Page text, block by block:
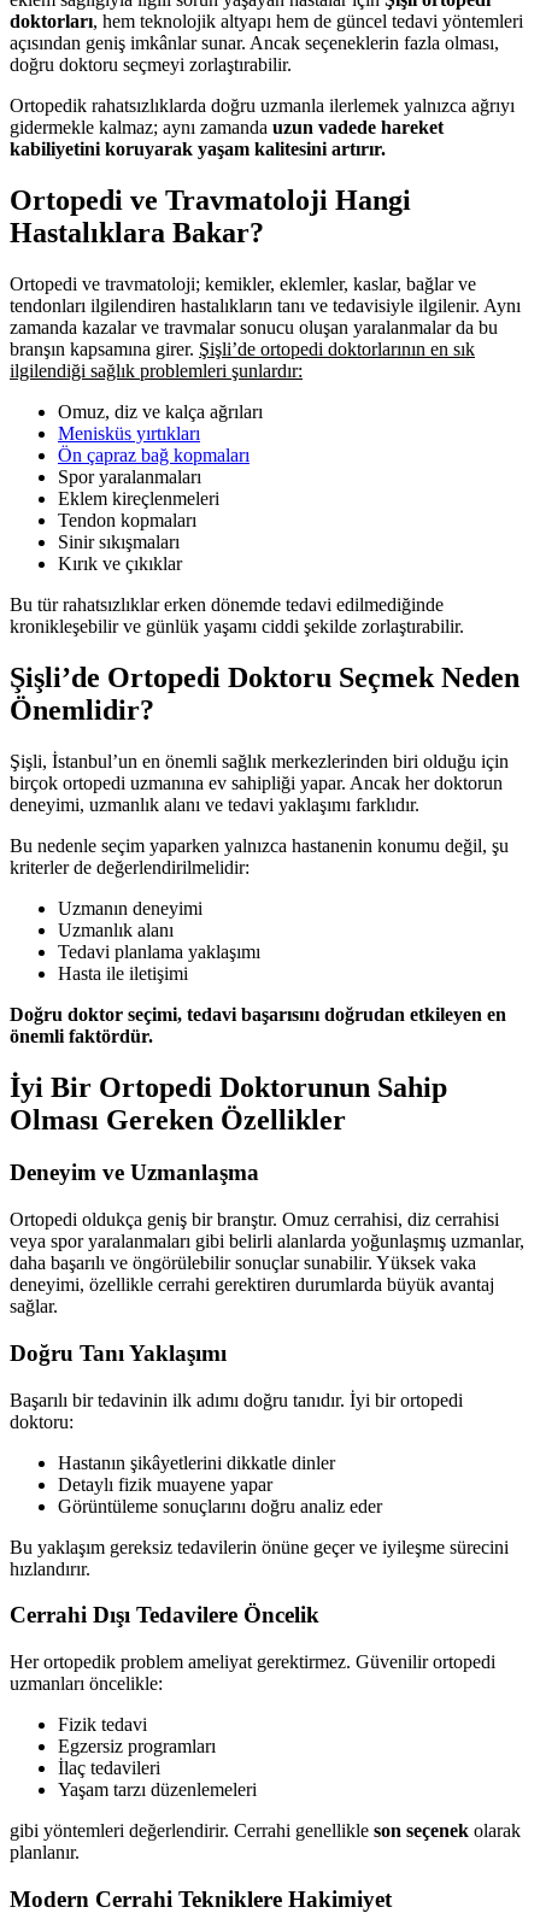
doktorları, hem teknolojik altyapı hem de güncel tedavi yöntemleri
açısından geniş imkânlar sunar. Ancak seçeneklerin fazla olması,
doğru doktoru seçmeyi zorlaştırabilir.
Ortopedik rahatsızlıklarda doğru uzmanla ilerlemek yalnızca ağrıyı
gidermekle kalmaz; aynı zamanda uzun vadede hareket
kabiliyetini koruyarak yaşam kalitesini artırır.
Ortopedi ve Travmatoloji Hangi
Hastalıklara Bakar?
Ortopedi ve travmatoloji; kemikler, eklemler, kaslar, bağlar ve
tendonları ilgilendiren hastalıkların tanı ve tedavisiyle ilgilenir. Aynı
zamanda kazalar ve travmalar sonucu oluşan yaralanmalar da bu
branşın kapsamına girer. Şişli’de ortopedi doktorlarının en sık
ilgilendiği sağlık problemleri şunlardır:
Omuz, diz ve kalça ağrıları
Menisküs yırtıkları
Ön çapraz bağ kopmaları
Spor yaralanmaları
Eklem kireçlenmeleri
Tendon kopmaları
Sinir sıkışmaları
Kırık ve çıkıklar
Bu tür rahatsızlıklar erken dönemde tedavi edilmediğinde
kronikleşebilir ve günlük yaşamı ciddi şekilde zorlaştırabilir.
Şişli’de Ortopedi Doktoru Seçmek Neden
Önemlidir?
Şişli, İstanbul’un en önemli sağlık merkezlerinden biri olduğu için
birçok ortopedi uzmanına ev sahipliği yapar. Ancak her doktorun
deneyimi, uzmanlık alanı ve tedavi yaklaşımı farklıdır.
Bu nedenle seçim yaparken yalnızca hastanenin konumu değil, şu
kriterler de değerlendirilmelidir:
Uzmanın deneyimi
Uzmanlık alanı
Tedavi planlama yaklaşımı
Hasta ile iletişimi
Doğru doktor seçimi, tedavi başarısını doğrudan etkileyen en
önemli faktördür.
İyi Bir Ortopedi Doktorunun Sahip
Olması Gereken Özellikler
Deneyim ve Uzmanlaşma
Ortopedi oldukça geniş bir branştır. Omuz cerrahisi, diz cerrahisi
veya spor yaralanmaları gibi belirli alanlarda yoğunlaşmış uzmanlar,
daha başarılı ve öngörülebilir sonuçlar sunabilir. Yüksek vaka
deneyimi, özellikle cerrahi gerektiren durumlarda büyük avantaj
sağlar.
Doğru Tanı Yaklaşımı
Başarılı bir tedavinin ilk adımı doğru tanıdır. İyi bir ortopedi
doktoru:
Hastanın şikâyetlerini dikkatle dinler
Detaylı fizik muayene yapar
Görüntüleme sonuçlarını doğru analiz eder
Bu yaklaşım gereksiz tedavilerin önüne geçer ve iyileşme sürecini
hızlandırır.
Cerrahi Dışı Tedavilere Öncelik
Her ortopedik problem ameliyat gerektirmez. Güvenilir ortopedi
uzmanları öncelikle:
Fizik tedavi
Egzersiz programları
İlaç tedavileri
Yaşam tarzı düzenlemeleri
gibi yöntemleri değerlendirir. Cerrahi genellikle son seçenek olarak
planlanır.
Modern Cerrahi Tekniklere Hakimiyet